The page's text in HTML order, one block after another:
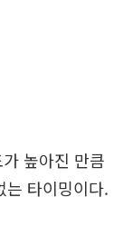
높아진 만큼
는 타이밍이다.